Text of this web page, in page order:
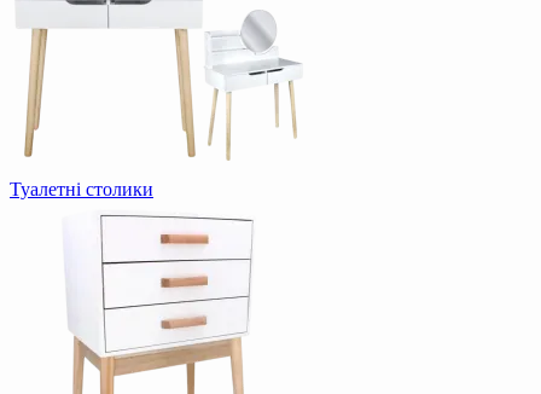
Туалетні столики